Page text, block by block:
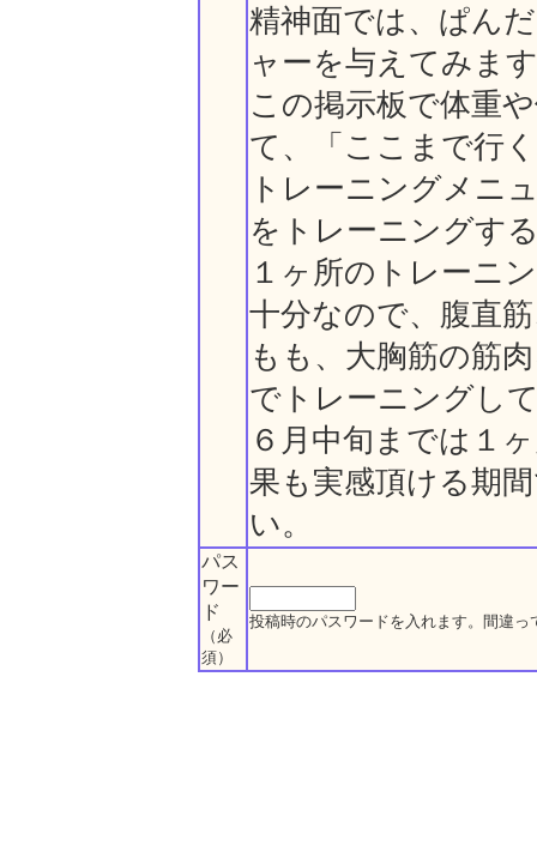
精神面では、ぱん
ャーを与えてみま
この掲示板で体重
て、「ここまで行
トレーニングメニ
をトレーニングす
１ヶ所のトレーニ
十分なので、腹直
もも、大胸筋の筋
でトレーニングし
６月中旬までは１
果も実感頂ける期
い。
パス
ワー
ド
（必
須）
投稿時のパスワードを入れます。間違っ